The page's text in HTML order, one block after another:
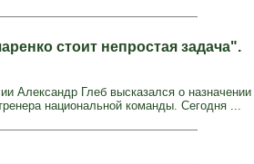
стоит непростая задача".
Александр Глеб высказался о назначении
национальной команды. Сегодня ...